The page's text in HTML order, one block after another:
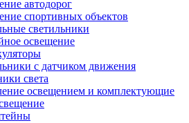
автодорог
спортивных объектов
светильники
освещение
с датчиком движения
света
освещением и комплектующие